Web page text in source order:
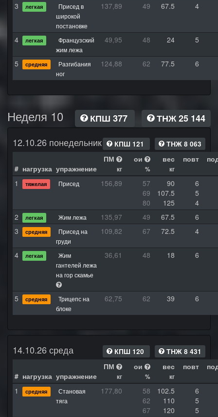
3
легкая
Присед в
широкой
постановке
137,89 49 67.5 4
4 легкая
Французский
жим лежа
49,95 48 24 5
5 средняя
Разгибания
ног
124,88 62 77.5 6
Неделя 10 КПШ 377
ТНЖ 25 144
12.10.26 понедельник
КПШ 121 ТНЖ 8 063
# нагрузка упражнение
ПМ
кг
ои
%
вес
кг
повт
1 тяжелая Присед 156,89 57 90
6
69
107.5
5
80
125
4
2
легкая Жим лежа 135,97 49 67.5
6
3
средняя
Присед на
груди
109,82 67 72.5 4
4 легкая
Жим
гантелей лежа
на гор скамье
36,61 48 18 6
5 средняя
Трицепс на
блоке
62,75 62 39 6
14.10.26 среда КПШ 120 ТНЖ 8 431
# нагрузка упражнение
ПМ
кг
ои
%
вес
кг
повт
1 средняя
Становая
тяга
177,80 58 102.5
6
62
110
5
67
120
5